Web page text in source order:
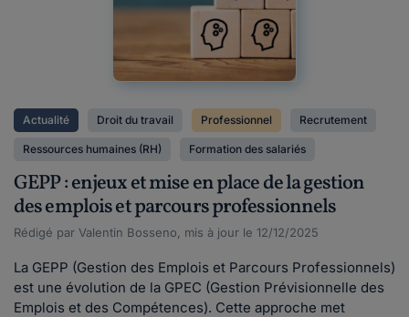
Actualité Droit du travail Professionnel Recrutement
Ressources humaines (RH) Formation des salariés
GEPP : enjeux et mise en place de la gestion
des emplois et parcours professionnels
Rédigé par Valentin Bosseno, mis à jour le 12/12/2025
La GEPP (Gestion des Emplois et Parcours Professionnels)
est une évolution de la GPEC (Gestion Prévisionnelle des
Emplois et des Compétences). Cette approche met